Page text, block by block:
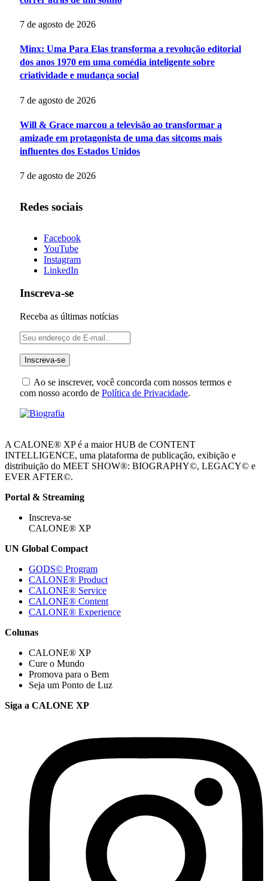
7 de agosto de 2026
Minx: Uma Para Elas transforma a revolução editorial
dos anos 1970 em uma comédia inteligente sobre
criatividade e mudança social
7 de agosto de 2026
Will & Grace marcou a televisão ao transformar a
amizade em protagonista de uma das sitcoms mais
influentes dos Estados Unidos
7 de agosto de 2026
Redes sociais
Facebook
YouTube
Instagram
LinkedIn
Inscreva-se
Receba as últimas notícias
Ao se inscrever, você concorda com nossos termos e
com nosso acordo de Política de Privacidade.
A CALONE® XP é a maior HUB de CONTENT
INTELLIGENCE, uma plataforma de publicação, exibição e
distribuição do MEET SHOW®: BIOGRAPHY©, LEGACY© e
EVER AFTER©.
Portal & Streaming
Inscreva-se
CALONE® XP
UN Global Compact
GODS© Program
CALONE® Product
CALONE® Service
CALONE® Content
CALONE® Experience
Colunas
CALONE® XP
Cure o Mundo
Promova para o Bem
Seja um Ponto de Luz
Siga a CALONE XP